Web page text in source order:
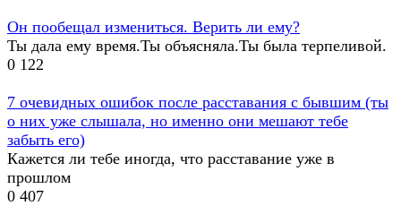
Он пообещал измениться. Верить ли ему?
Ты дала ему время.Ты объясняла.Ты была терпеливой.
0 122
7 очевидных ошибок после расставания с бывшим (ты
о них уже слышала, но именно они мешают тебе
забыть его)
Кажется ли тебе иногда, что расставание уже в
прошлом
0 407